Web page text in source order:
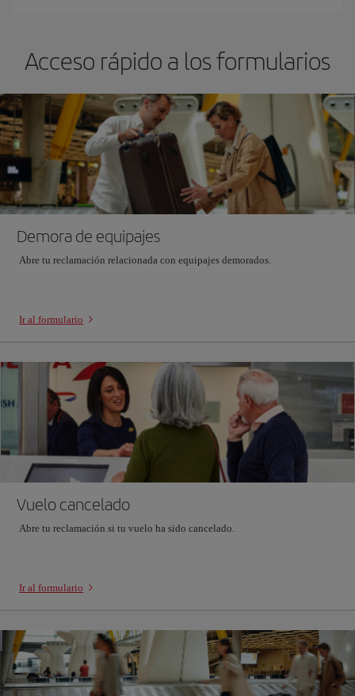
Acceso rápido a los formularios
Demora de equipajes
Abre tu reclamación relacionada con equipajes demorados.
Ir al formulario
Vuelo cancelado
Abre tu reclamación si tu vuelo ha sido cancelado.
Ir al formulario